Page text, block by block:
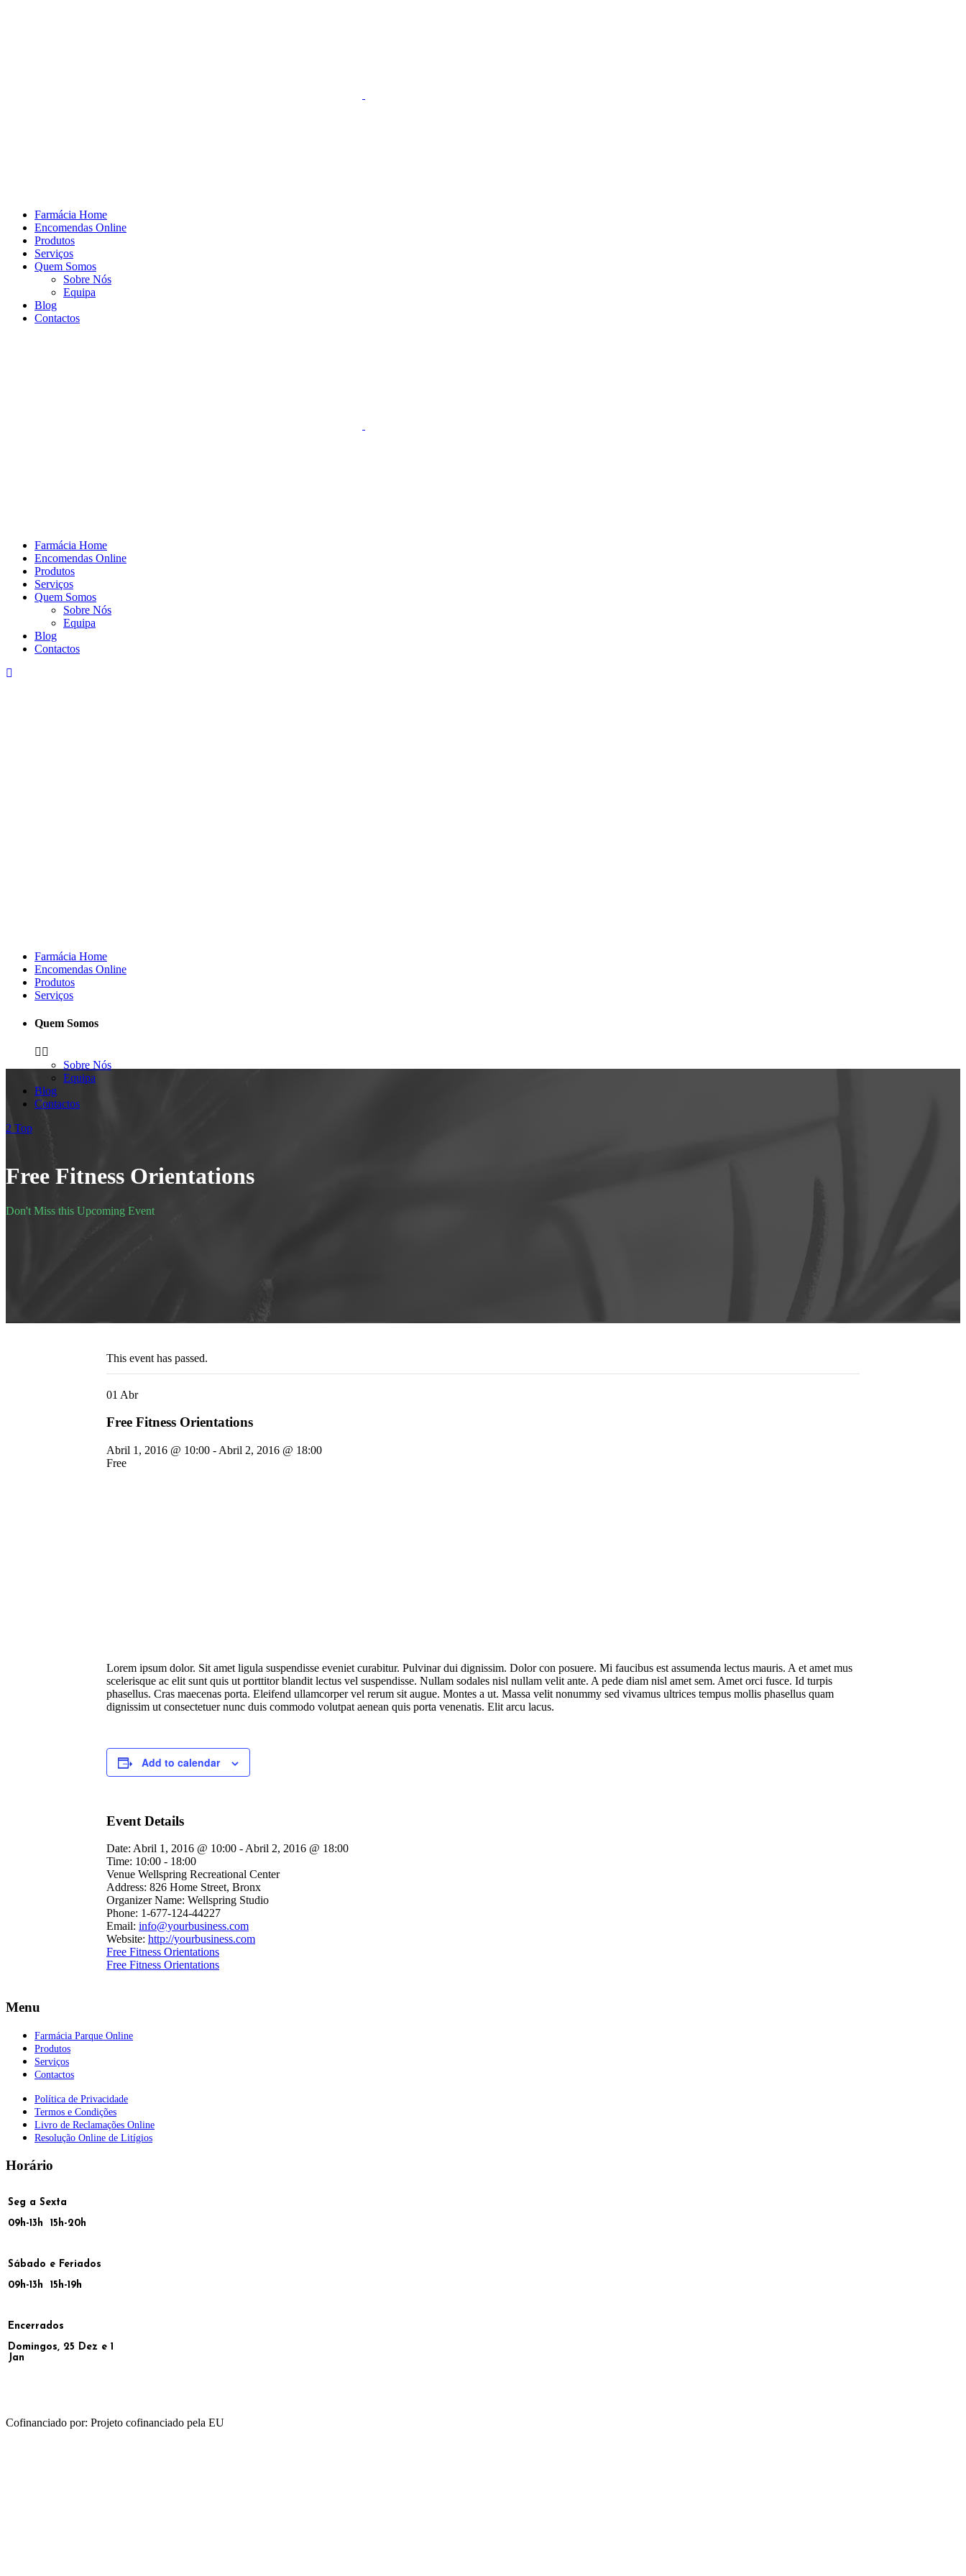
Farmácia Home
Encomendas Online
Produtos
Serviços
Quem Somos
Sobre Nós
Equipa
Blog
Contactos
Farmácia Home
Encomendas Online
Produtos
Serviços
Quem Somos
Sobre Nós
Equipa
Blog
Contactos
Farmácia Home
Encomendas Online
Produtos
Serviços
Quem Somos
Sobre Nós
Equipa
Blog
Contactos
Top
Free Fitness Orientations
Don't Miss this Upcoming Event
This event has passed.
01 Abr
Free Fitness Orientations
Abril 1, 2016 @ 10:00 - Abril 2, 2016 @ 18:00
Free
Lorem ipsum dolor. Sit amet ligula suspendisse eveniet curabitur. Pulvinar dui dignissim. Dolor con posuere. Mi faucibus est assumenda lectus mauris. A et amet mus
scelerisque ac elit sunt quis ut porttitor blandit lectus vel suspendisse. Nullam sodales nisl nullam velit ante. A pede diam nisl amet sem. Amet orci fusce. Id turpis
phasellus. Cras maecenas porta. Eleifend ullamcorper vel rerum sit augue. Montes a ut. Massa velit nonummy sed vivamus ultrices tempus mollis phasellus quam
dignissim ut consectetuer nunc duis commodo volutpat aenean quis porta venenatis. Elit arcu lacus.
Add to calendar
Event Details
Date: Abril 1, 2016 @ 10:00 -Abril 2, 2016 @ 18:00
Time: 10:00 - 18:00
Venue Wellspring Recreational Center
Address: 826 Home Street, Bronx
Organizer Name: Wellspring Studio
Phone: 1-677-124-44227
Email: info@yourbusiness.com
Website: http://yourbusiness.com
Free Fitness Orientations
Free Fitness Orientations
Menu
Farmácia Parque Online
Produtos
Serviços
Contactos
Política de Privacidade
Termos e Condições
Livro de Reclamações Online
Resolução Online de Litígios
Horário
Seg a Sexta
09h-13h 15h-20h
Sábado e Feriados
09h-13h 15h-19h
Encerrados
Domingos, 25 Dez e 1
Jan
Cofinanciado por: Projeto cofinanciado pela EU